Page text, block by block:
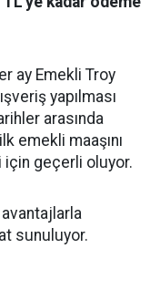
ay Emekli Troy
yapılması
arasında
emekli maaşını
için geçerli oluyor.
sunuluyor.